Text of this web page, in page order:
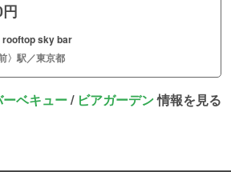
rooftop sky bar
〉駅／東京都
ーベキュー/ ビアガーデン情報を見る